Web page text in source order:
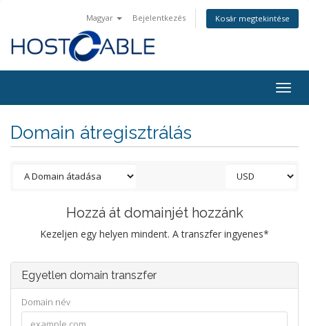
Magyar Bejelentkezés Kosár megtekintése
Domain átregisztrálás
Hozzá át domainjét hozzánk
Kezeljen egy helyen mindent. A transzfer ingyenes*
Egyetlen domain transzfer
Domain név